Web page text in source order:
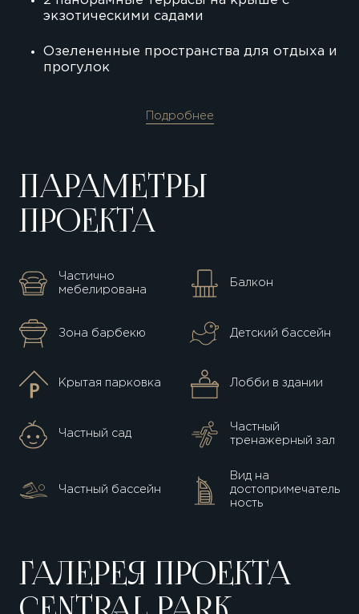
экзотическими садами
Озелененные пространства для отдыха и
прогулок
City Walk
Dubai Arena
20 000 зрителей
Подробнее
ПАРАМЕТРЫ
ПРОЕКТА
Частично
мебелирована
Балкон
Зона барбекю Детский бассейн
Крытая парковка Лобби в здании
Частный сад
Частный
тренажерный зал
Частный бассейн
Вид на
достопримечатель
ность
ГАЛЕРЕЯ ПРОЕКТА